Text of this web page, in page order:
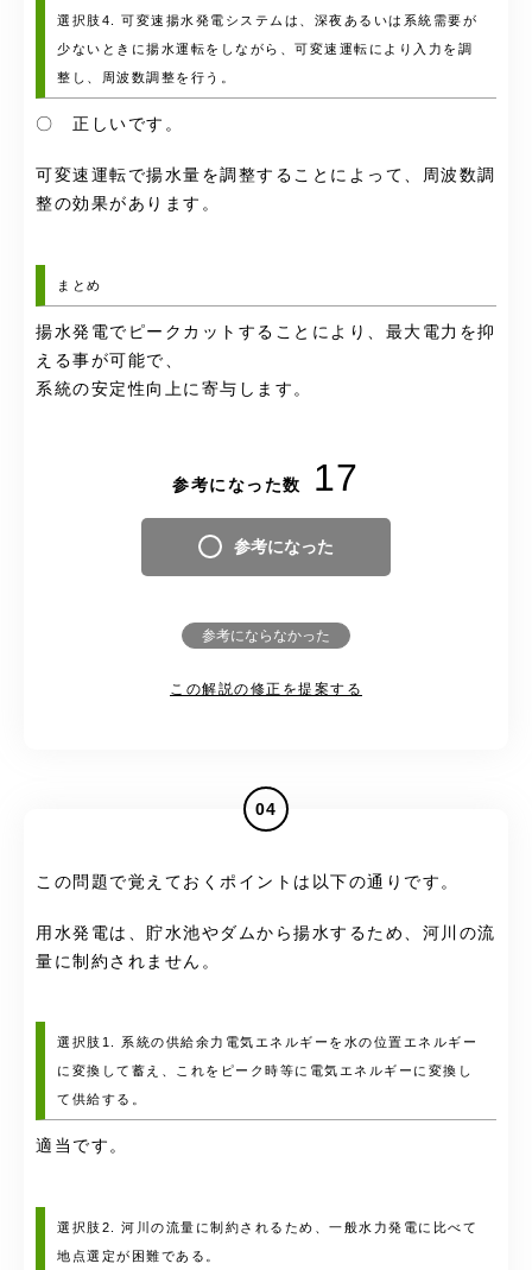
選択肢4. 可変速揚水発電システムは、深夜あるいは系統需要が
少ないときに揚水運転をしながら、可変速運転により入力を調
整し、周波数調整を行う。
〇 正しいです。
可変速運転で揚水量を調整することによって、周波数調
整の効果があります。
まとめ
揚水発電でピークカットすることにより、最大電力を抑
える事が可能で、
系統の安定性向上に寄与します。
参考になった数 17
参考になった
参考にならなかった
この解説の修正を提案する
04
この問題で覚えておくポイントは以下の通りです。
用水発電は、貯水池やダムから揚水するため、河川の流
量に制約されません。
選択肢1. 系統の供給余力電気エネルギーを水の位置エネルギー
に変換して蓄え、これをピーク時等に電気エネルギーに変換し
て供給する。
適当です。
選択肢2. 河川の流量に制約されるため、一般水力発電に比べて
地点選定が困難である。